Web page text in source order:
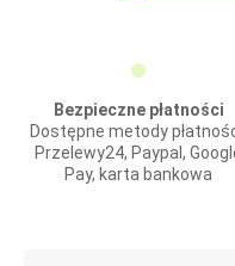
Bezpieczne płatności
Dostępne metody
Przelewy24, Paypal,
Pay, karta bankowa